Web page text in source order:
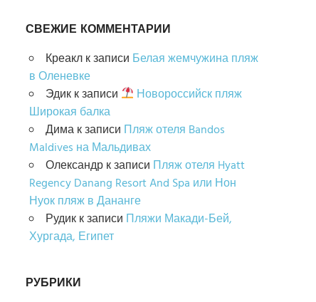
СВЕЖИЕ КОММЕНТАРИИ
Креаклк записи Белая жемчужина пляж
в Оленевке
Эдикк записи
Новороссийск пляж
Широкая балка
Димак записи Пляж отеля Bandos
Maldives на Мальдивах
Олександрк записи Пляж отеля Hyatt
Regency Danang Resort And Spa или Нон
Нуок пляж в Дананге
Рудикк записи Пляжи Макади-Бей,
Хургада, Египет
РУБРИКИ